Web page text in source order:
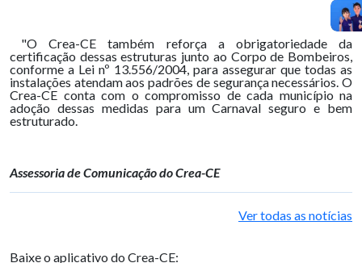
"O Crea-CE também reforça a obrigatoriedade da
certificação dessas estruturas junto ao Corpo de Bombeiros,
conforme a Lei nº 13.556/2004, para assegurar que todas as
instalações atendam aos padrões de segurança necessários. O
Crea-CE conta com o compromisso de cada município na
adoção dessas medidas para um Carnaval seguro e bem
estruturado.
Assessoria de Comunicação do Crea-CE
Ver todas as notícias
Baixe o aplicativo do Crea-CE: